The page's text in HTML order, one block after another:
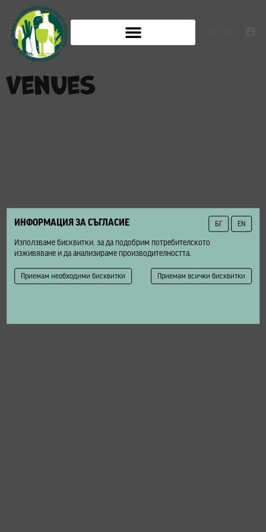
ИНФОРМАЦИЯ ЗА СЪГЛАСИЕ БГ EN
Използваме бисквитки, за да подобрим потребителското
изживяване и да анализираме производителността.
Приемам необходими бисквитки Приемам всички бисквитки
venues